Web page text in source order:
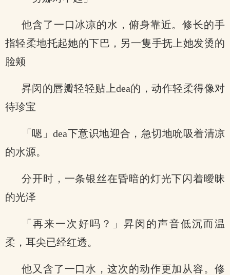
他含了一口冰凉的水，俯身靠近。修长的手
指轻柔地托起她的下巴，另一隻手抚上她发烫的
脸颊
昇闵的唇瓣轻轻贴上dea的，动作轻柔得像对
待珍宝
「嗯」dea下意识地迎合，急切地吮吸着清凉
的水源。
分开时，一条银丝在昏暗的灯光下闪着曖昧
的光泽
「再来一次好吗？」昇闵的声音低沉而温
柔，耳尖已经红透。
他又含了一口水，这次的动作更加从容。修